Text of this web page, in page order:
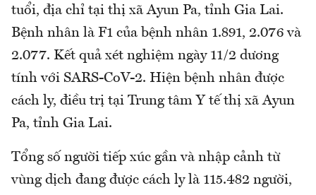
tuổi, địa chỉ tại thị xã Ayun Pa, tỉnh Gia Lai.
Bệnh nhân là F1 của bệnh nhân 1.891, 2.076 và
2.077. Kết quả xét nghiệm ngày 11/2 dương
tính với SARS-CoV-2. Hiện bệnh nhân được
cách ly, điều trị tại Trung tâm Y tế thị xã Ayun
Pa, tỉnh Gia Lai.
Tổng số người tiếp xúc gần và nhập cảnh từ
vùng dịch đang được cách ly là 115.482 người,